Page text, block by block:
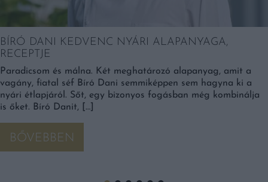
BÍRÓ DANI KEDVENC NYÁRI ALAPANYAGA,
RECEPTJE
Paradicsom és málna. Két meghatározó alapanyag, amit a
vagány, fiatal séf Bíró Dani semmiképpen sem hagyna ki a
nyári étlapjáról. Sőt, egy bizonyos fogásban még kombinálja
is őket. Bíró Danit, […]
BŐVEBBEN